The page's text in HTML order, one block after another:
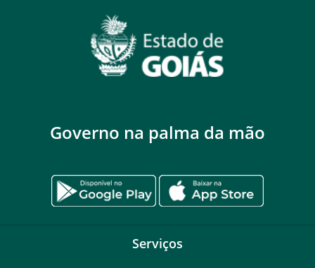
Governo na palma da mão
Serviços